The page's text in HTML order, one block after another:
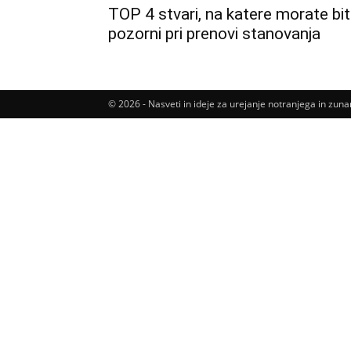
TOP 4 stvari, na katere morate
pozorni pri prenovi stanovanja
© 2026 - Nasveti in ideje za urejanje notranjega in